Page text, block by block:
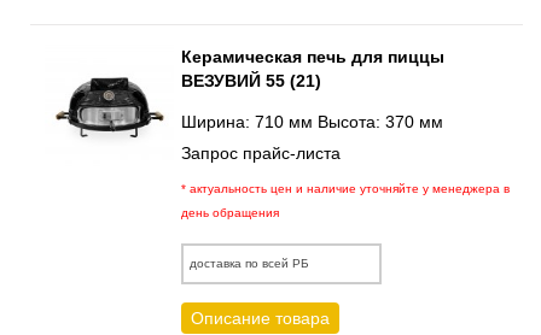
Керамическая печь для пиццы
ВЕЗУВИЙ 55 (21)
Ширина: 710 мм Высота: 370 мм
Запрос прайс-листа
* актуальность цен и наличие уточняйте у менеджера в
день обращения
доставка по всей РБ
Описание товара